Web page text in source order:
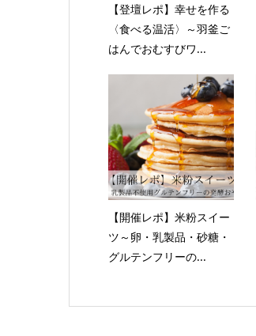
【登壇レポ】幸せを作る
〈食べる温活〉～羽釜ご
はんでおむすびワ...
【開催レポ】米粉スイー
ツ～卵・乳製品・砂糖・
グルテンフリーの...